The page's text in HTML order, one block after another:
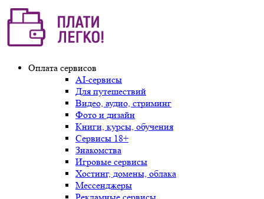
Оплата сервисов
AI-сервисы
Для путешествий
Видео, аудио, стриминг
Фото и дизайн
Книги, курсы, обучения
Сервисы 18+
Знакомства
Игровые сервисы
Хостинг, домены, облака
Мессенджеры